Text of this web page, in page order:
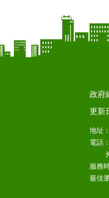
政府
更新
地址
電話
外
服務
最佳